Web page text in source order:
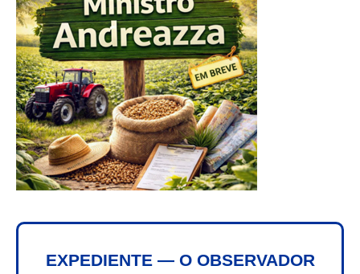
EXPEDIENTE — O OBSERVADOR